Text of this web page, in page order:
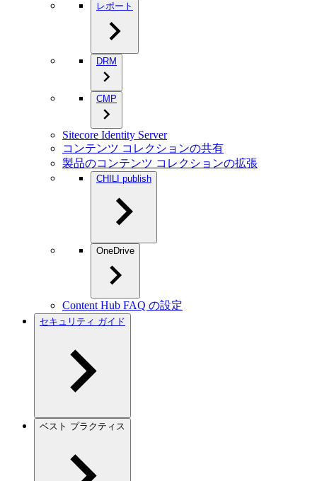
レポート
DRM
CMP
Sitecore Identity Server
コンテンツ コレクションの共有
製品のコンテンツ コレクションの拡張
CHILI publish
OneDrive
Content Hub FAQ の設定
セキュリティ ガイド
ベスト プラクティス